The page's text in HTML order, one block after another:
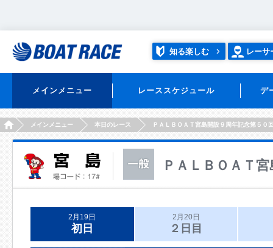
知る楽しむ レーサ
メインメニュー レーススケジュール デ
HOMEメインメニュー 本日のレース ＰＡＬＢＯＡＴ宮島開設９周年記念第５０
ＰＡＬＢＯＡＴ
2月19日
初日
2月20日
２日目